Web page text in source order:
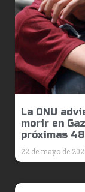
La ONU
morir en
próximas
22 de mayo de